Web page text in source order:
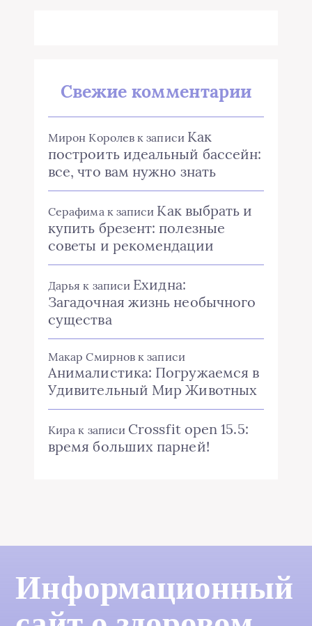
Свежие комментарии
Мирон Королев к записи Как
построить идеальный бассейн:
все, что вам нужно знать
Серафима к записи Как выбрать и
купить брезент: полезные
советы и рекомендации
Дарья к записи Ехидна:
Загадочная жизнь необычного
существа
Макар Смирнов к записи
Анималистика: Погружаемся в
Удивительный Мир Животных
Кира к записи Crossfit open 15.5:
время больших парней!
Информационный